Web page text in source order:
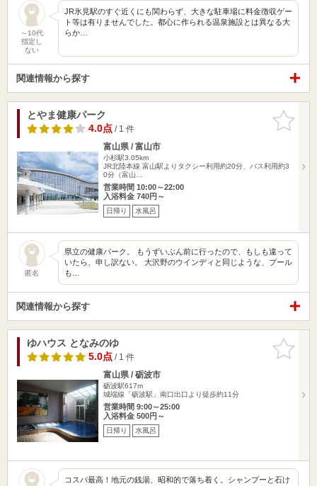
～10代
指定し
ない
JR氷見駅のすぐ近くにも関わらず、大きな駐車場に料金徴収ゲー
ト等は有りませんでした。都心に作られる温泉施設とは異なる大
らか…
関連情報から探す
お気に入
りに追加
とやま健康パーク
4.0点/ 1 件
富山県 / 富山市
小杉駅3.05km
JR北陸本線 富山駅よりタクシー利用約20分、バス利用約3
0分（富山…
営業時間 10:00～22:00
入浴料金 740円～
日帰り 水風呂
匿名
県立の健康パーク。 もうずいぶん前に行ったので、もしも違って
いたら、申し訳ない。 大沢野のウインディと同じような、プール
も…
関連情報から探す
お気に入
りに追加
ゆハウス となみのゆ
5.0点/ 1 件
富山県 / 砺波市
砺波駅617m
城端線「砺波駅」南口出口より徒歩約11分
営業時間 9:00～25:00
入浴料金 500円～
日帰り 水風呂
コスパ最高！地元の銭湯、昭和的で落ち着く。シャンプーと石け